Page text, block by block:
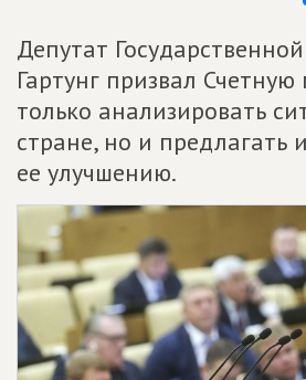
Депутат
Гартунг призвал Счетную
только анализировать
стране, но и предлагать
ее улучшению.